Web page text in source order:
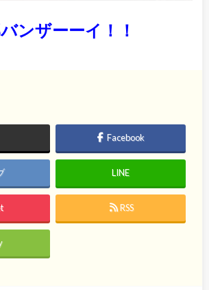
ンザーーイ！！
Facebook
LINE
RSS